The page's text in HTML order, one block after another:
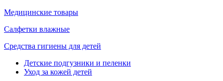
Медицинские товары
Салфетки влажные
Средства гигиены для детей
Детские подгузники и пеленки
Уход за кожей детей